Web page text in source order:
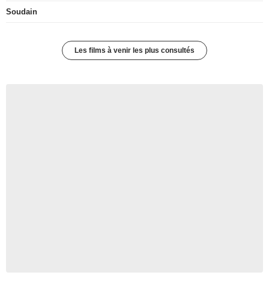
Soudain
Les films à venir les plus consultés